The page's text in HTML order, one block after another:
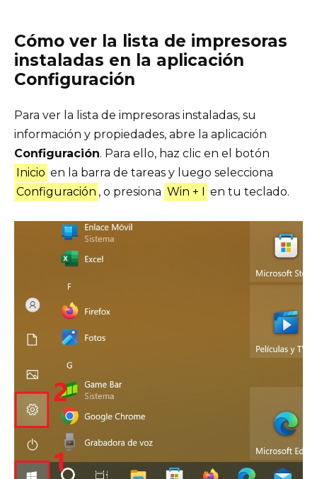
Cómo ver la lista de impresoras
instaladas en la aplicación
Configuración
Para ver la lista de impresoras instaladas, su
información y propiedades, abre la aplicación
Configuración. Para ello, haz clic en el botón
Inicio en la barra de tareas y luego selecciona
Configuración , o presiona Win + I en tu teclado.